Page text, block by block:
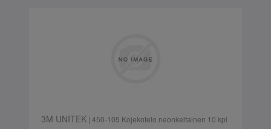
3M UNITEK| 450-105 Kojekotelo neonkeltainen 10 kpl